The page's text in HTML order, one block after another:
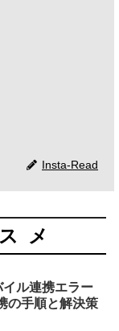
Insta-Read
メ
ル連携エラー
の手順と解決策